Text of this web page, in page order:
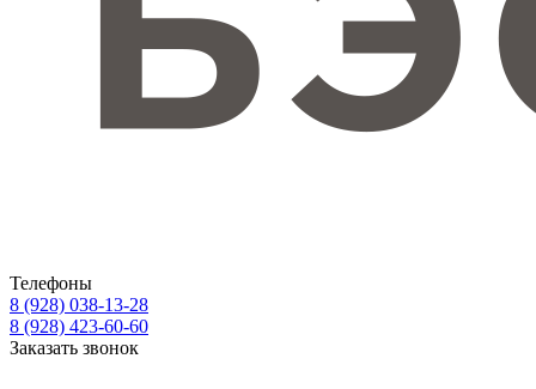
Телефоны
8 (928) 038-13-28
8 (928) 423-60-60
Заказать звонок